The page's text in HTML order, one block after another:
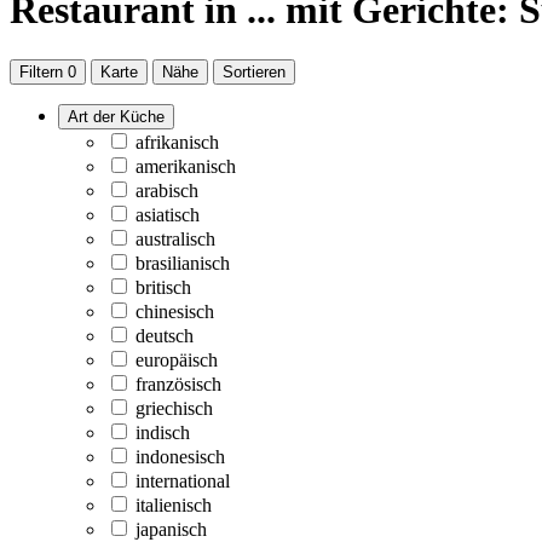
Restaurant in ... mit Gerichte:
Filtern 0 Karte Nähe Sortieren
Art der Küche
afrikanisch
amerikanisch
arabisch
asiatisch
australisch
brasilianisch
britisch
chinesisch
deutsch
europäisch
französisch
griechisch
indisch
indonesisch
international
italienisch
japanisch